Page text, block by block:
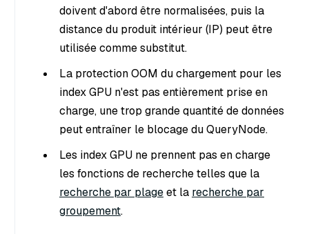
doivent d'abord être normalisées, puis la
distance du produit intérieur (IP) peut être
utilisée comme substitut.
La protection OOM du chargement pour les
index GPU n'est pas entièrement prise en
charge, une trop grande quantité de données
peut entraîner le blocage du QueryNode.
Les index GPU ne prennent pas en charge
les fonctions de recherche telles que la
recherche par plageet la recherche par
groupement.